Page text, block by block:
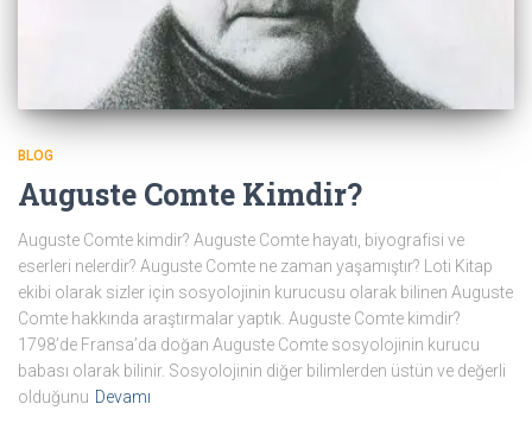
BLOG
Auguste Comte Kimdir?
Auguste Comte kimdir? Auguste Comte hayatı, biyografisi ve
eserleri nelerdir? Auguste Comte ne zaman yaşamıştır? Loti Kitap
ekibi olarak sizler için sosyolojinin kurucusu olarak bilinen Auguste
Comte hakkında araştırmalar yaptık. Auguste Comte kimdir?
1798’de Fransa’da doğan Auguste Comte sosyolojinin kurucu
babası olarak bilinir. Sosyolojinin diğer bilimlerden üstün ve değerli
olduğunu Devamı